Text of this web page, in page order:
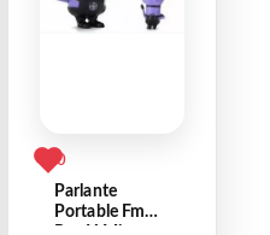
0
Parlante
Portable Fm